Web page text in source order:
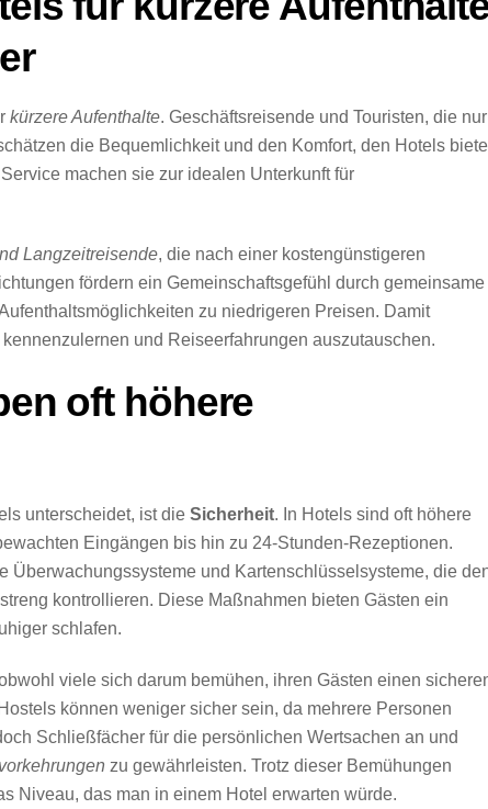
kürzere Aufenthalte. Geschäftsreisende und Touristen, die nur
die Bequemlichkeit und den Komfort, den Hotels
machen sie zur idealen Unterkunft für
Langzeitreisende, die nach einer kostengünstigeren
fördern ein Gemeinschaftsgefühl durch gemeinsame
zu niedrigeren Preisen. Damit
und Reiseerfahrungen auszutauschen.
oft höhere
unterscheidet, ist die Sicherheit. In Hotels sind oft höhere
Eingängen bis hin zu 24-Stunden-Rezeptionen.
Überwachungssysteme und Kartenschlüsselsysteme, die
kontrollieren. Diese Maßnahmen bieten Gästen ein
schlafen.
viele sich darum bemühen, ihren Gästen einen
können weniger sicher sein, da mehrere Personen
Schließfächer für die persönlichen Wertsachen an und
zu gewährleisten. Trotz dieser Bemühungen
Niveau, das man in einem Hotel erwarten würde.